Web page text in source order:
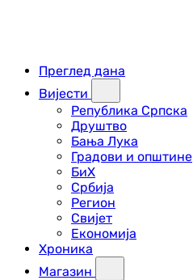
Преглед дана
Вијести
Република Српска
Друштво
Бања Лука
Градови и општине
БиХ
Србија
Регион
Свијет
Економија
Хроника
Магазин